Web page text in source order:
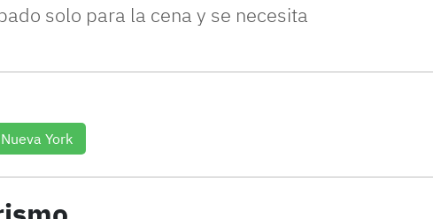
solo para la cena y se necesita
Nueva York